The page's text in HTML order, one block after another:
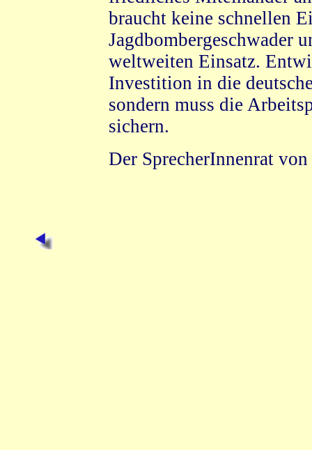
braucht keine schnellen
Jagdbombergeschwader
weltweiten Einsatz.
Investition in die
sondern muss die
sichern.
Der SprecherInnenrat